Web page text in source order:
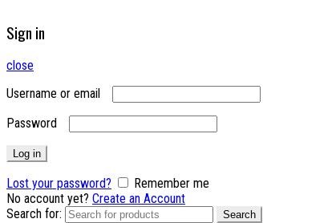
Sign in
close
Username or email
Password
Log in
Lost your password?
Remember me
No account yet? Create an Account
Search for:
Search